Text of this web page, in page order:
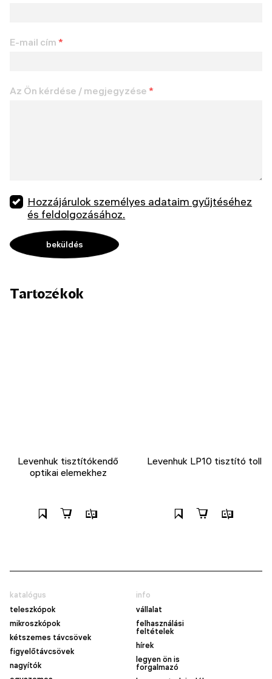
E-mail cím *
Az Ön kérdése / megjegyzése *
Hozzájárulok személyes adataim gyűjtéséhez
és feldolgozásához.
Tartozékok
Levenhuk tisztítókendő
optikai elemekhez
Levenhuk LP10 tisztító toll
katalógus
teleszkópok
mikroszkópok
kétszemes távcsövek
figyelőtávcsövek
nagyítók
info
vállalat
felhasználási
feltételek
hírek
legyen ön is
forgalmazó